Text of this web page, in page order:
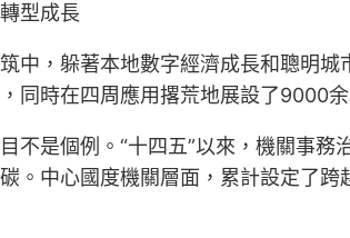
型成長
中，躲著本地數字經濟成長和聰明
同時在四周應用撂荒地展設了9000
不是個例。“十四五”以來，機關事務
。中心國度機關層面，累計設定了